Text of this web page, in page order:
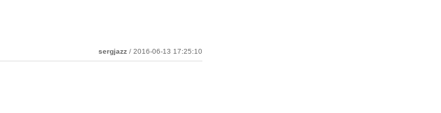
sergjazz / 2016-06-13 17:25:10